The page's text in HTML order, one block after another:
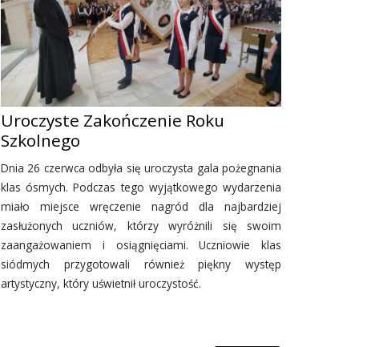
Uroczyste Zakończenie Roku
Szkolnego
Dnia 26 czerwca odbyła się uroczysta gala pożegnania
klas ósmych. Podczas tego wyjątkowego wydarzenia
miało miejsce wręczenie nagród dla najbardziej
zasłużonych uczniów, którzy wyróżnili się swoim
zaangażowaniem i osiągnięciami. Uczniowie klas
siódmych przygotowali również piękny występ
artystyczny, który uświetnił uroczystość.